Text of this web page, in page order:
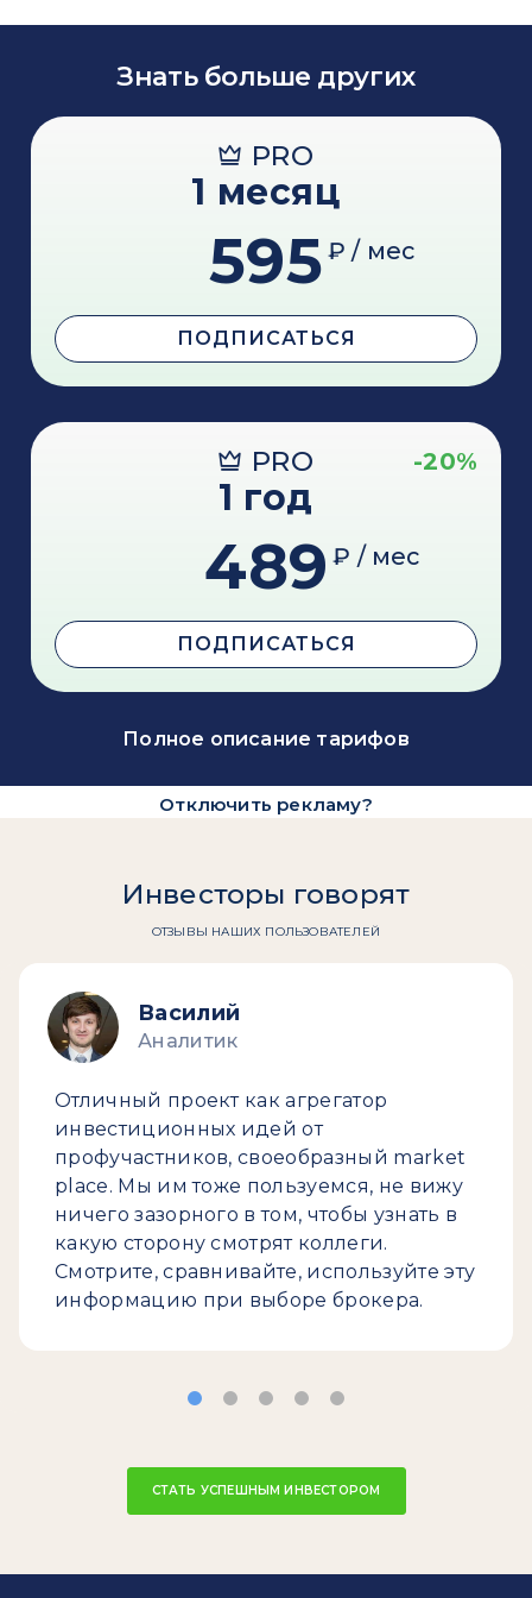
Знать больше других
PRO
1 месяц
595 ₽ / мес
ПОДПИСАТЬСЯ
PRO -20%
1 год
489 ₽ / мес
ПОДПИСАТЬСЯ
Полное описание тарифов
Отключить рекламу?
Инвесторы говорят
ОТЗЫВЫ НАШИХ ПОЛЬЗОВАТЕЛЕЙ
Василий
Аналитик
Отличный проект как агрегатор
инвестиционных идей от
профучастников, своеобразный market
place. Мы им тоже пользуемся, не вижу
ничего зазорного в том, чтобы узнать в
какую сторону смотрят коллеги.
Смотрите, сравнивайте, используйте эту
информацию при выборе брокера.
СТАТЬ УСПЕШНЫМ ИНВЕСТОРОМ